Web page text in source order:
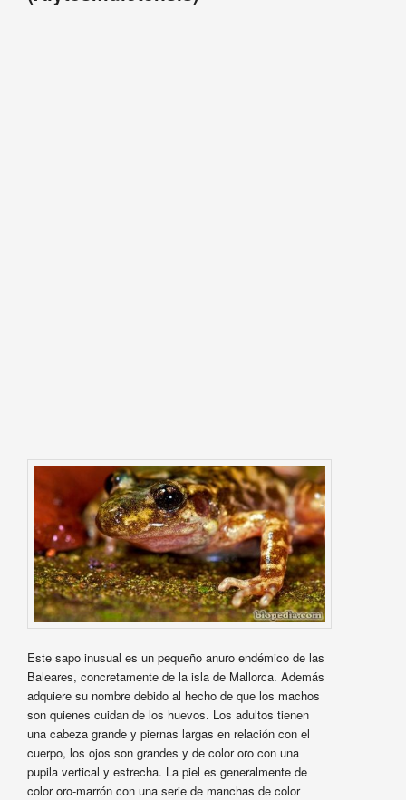
Este sapo inusual es un pequeño anuro endémico de las
Baleares, concretamente de la isla de Mallorca. Además
adquiere su nombre debido al hecho de que los machos
son quienes cuidan de los huevos. Los adultos tienen
una cabeza grande y piernas largas en relación con el
cuerpo, los ojos son grandes y de color oro con una
pupila vertical y estrecha. La piel es generalmente de
color oro-marrón con una serie de manchas de color